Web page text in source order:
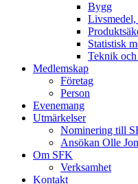
Bygg
Livsmedel,
Statistisk
Teknik
Medlemskap
Företag
Person
Evenemang
Utmärkelser
Nominering till
Ansökan Olle
Om SFK
Verksamhet
Kontakt